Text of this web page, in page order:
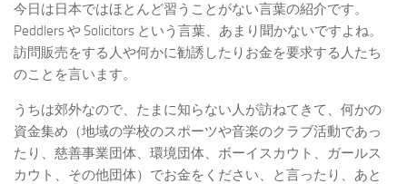
今日は日本ではほとんど習うことがない言葉の紹介です。
Peddlers や Solicitors という言葉、あまり聞かないですよね。
訪問販売をする人や何かに勧誘したりお金を要求する人たち
のことを言います。
うちは郊外なので、たまに知らない人が訪ねてきて、何かの
資金集め（地域の学校のスポーツや音楽のクラブ活動であっ
たり、慈善事業団体、環境団体、ボーイスカウト、ガールス
カウト、その他団体）でお金をください、と言ったり、あと